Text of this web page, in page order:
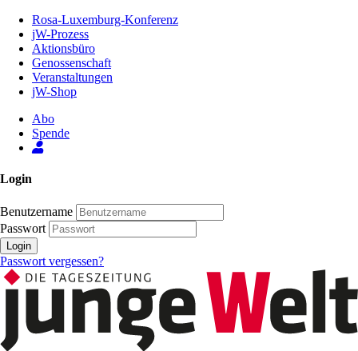
Inhalt
Seite
Rosa-Luxemburg-Konferenz
jW-Prozess
Aktionsbüro
Genossenschaft
Veranstaltungen
jW-Shop
Abo
Spende
Login
Benutzername
Passwort
Login
Passwort vergessen?